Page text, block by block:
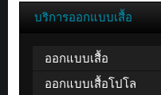
บริการออกแบบเสื้อ
ออกแบบเสื้อ
ออกแบบเสื้อโปโล